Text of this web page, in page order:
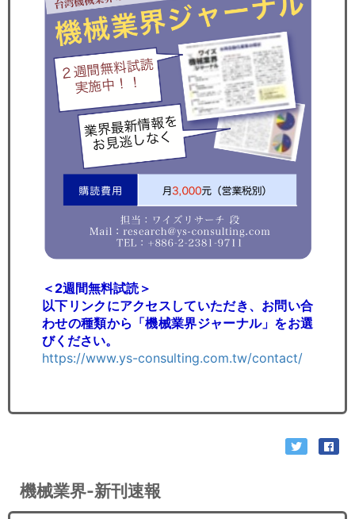
＜2週間無料試読＞
以下リンクにアクセスしていただき、お問い合
わせの種類から「機械業界ジャーナル」をお選
びください。
https://www.ys-consulting.com.tw/contact/
機械業界-新刊速報